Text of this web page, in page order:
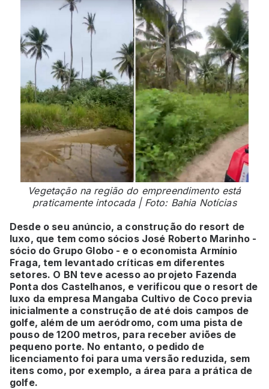
Vegetação na região do empreendimento está
praticamente intocada | Foto: Bahia Notícias
Desde o seu anúncio, a construção do resort de
luxo, que tem como sócios José Roberto Marinho -
sócio do Grupo Globo - e o economista Armínio
Fraga, tem levantado críticas em diferentes
setores. O BN teve acesso ao projeto Fazenda
Ponta dos Castelhanos, e verificou que o resort de
luxo da empresa Mangaba Cultivo de Coco previa
inicialmente a construção de até dois campos de
golfe, além de um aeródromo, com uma pista de
pouso de 1200 metros, para receber aviões de
pequeno porte. No entanto, o pedido de
licenciamento foi para uma versão reduzida, sem
itens como, por exemplo, a área para a prática de
golfe.